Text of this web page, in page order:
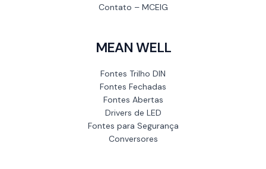
Contato – MCEIG
MEAN WELL
Fontes Trilho DIN
Fontes Fechadas
Fontes Abertas
Drivers de LED
Fontes para Segurança
Conversores